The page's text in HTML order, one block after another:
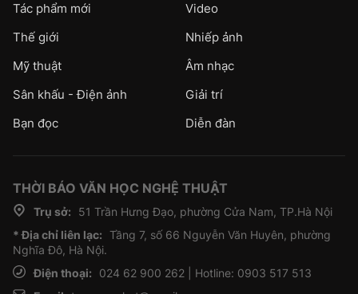
Tác phẩm mới
Video
Thế giới
Nhiếp ảnh
Mỹ thuật
Âm nhạc
Sân khấu - Điện ảnh
Giải trí
Bạn đọc
Diễn đàn
THỜI BÁO VĂN HỌC NGHỆ THUẬT
Trụ sở:
51 Trần Hưng Đạo, phường Cửa Nam, TP.Hà Nội
* Địa chỉ liên lạc: Tầng 7, số 66 Nguyễn Văn Huyên, phường
Nghĩa Đô, Hà Nội.
Điện thoại:
024 62 900 262 | Hotline: 0903 517 513